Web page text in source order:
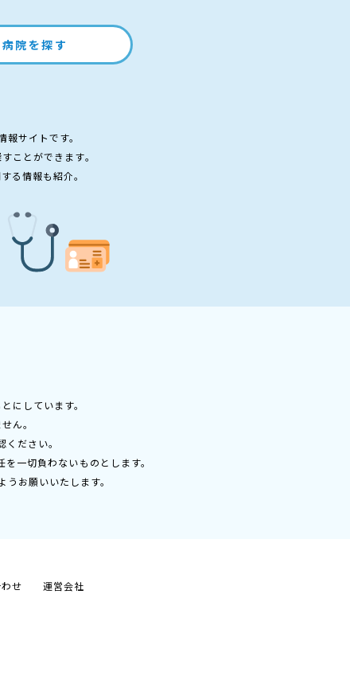
病院を探す
サイトです。
ことができます。
る情報も紹介。
にしています。
ん。
ださい。
一切負わないものとします。
お願いいたします。
せ 運営会社